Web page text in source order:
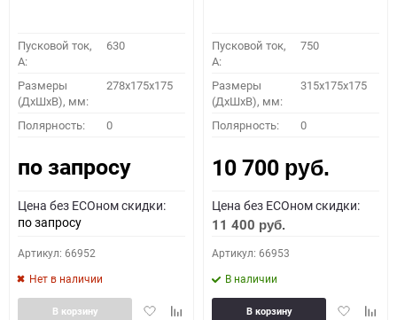
Пусковой ток,
A:
630
Размеры
(ДхШхВ), мм:
278x175x175
Полярность: 0
по запросу
Цена без ECOном скидки:
по запросу
Артикул: 66952
Нет в наличии
ДобавитьДобавить
В корзину
Пусковой ток,
A:
750
Размеры
(ДхШхВ), мм:
315x175x175
Полярность: 0
10 700 руб.
Цена без ECOном скидки:
11 400 руб.
Артикул: 66953
В наличии
Добавить
В корзину